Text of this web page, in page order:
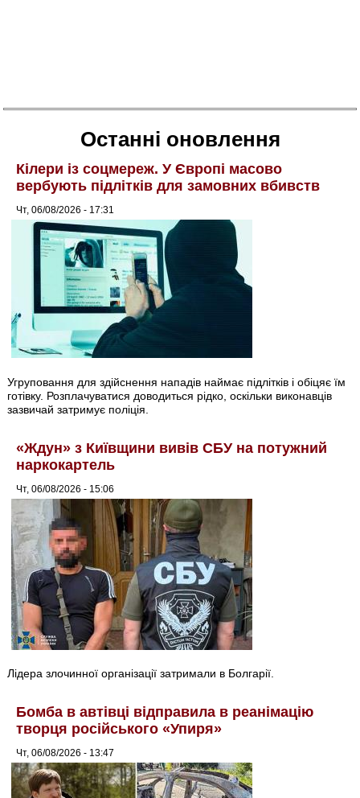
Останні оновлення
Кілери із соцмереж. У Європі масово
вербують підлітків для замовних вбивств
Чт, 06/08/2026 - 17:31
Угруповання для здійснення нападів наймає підлітків і обіцяє їм
готівку. Розплачуватися доводиться рідко, оскільки виконавців
зазвичай затримує поліція.
«Ждун» з Київщини вивів СБУ на потужний
наркокартель
Чт, 06/08/2026 - 15:06
Лідера злочинної організації затримали в Болгарії.
Бомба в автівці відправила в реанімацію
творця російського «Упиря»
Чт, 06/08/2026 - 13:47